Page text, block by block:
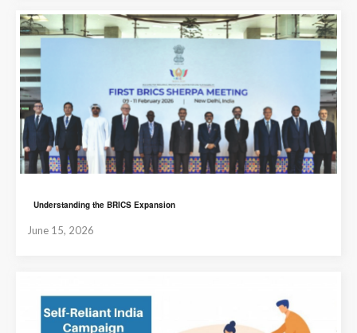
Understanding the BRICS Expansion
June 15, 2026